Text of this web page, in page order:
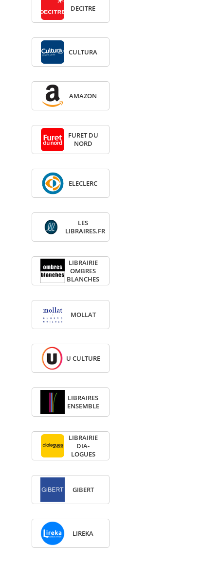
DECITRE
CULTURA
AMA­ZON
FURET DU
NORD
ELE­CLERC
LES
LIBRAIRES.FR
LIBRAI­RIE
OMBRES
BLANCHES
MOL­LAT
U CULTURE
LIBRAIRES
ENSEMBLE
LIBRAI­RIE
DIA­
LOGUES
GIBERT
LIREKA